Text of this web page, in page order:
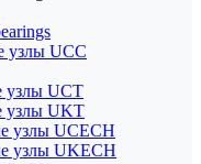
узлы UCC
узлы UCT
узлы UKT
узлы UCECH
узлы UKECH